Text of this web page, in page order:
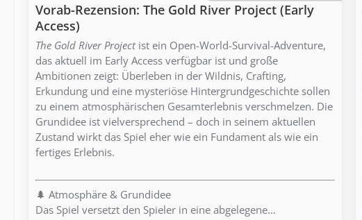
Vorab-Rezension: The Gold River Project (Early
Access)
The Gold River Projectist ein Open-World-Survival-Adventure,
das aktuell im Early Access verfügbar ist und große
Ambitionen zeigt: Überleben in der Wildnis, Crafting,
Erkundung und eine mysteriöse Hintergrundgeschichte sollen
zu einem atmosphärischen Gesamterlebnis verschmelzen. Die
Grundidee ist vielversprechend – doch in seinem aktuellen
Zustand wirkt das Spiel eher wie ein Fundament als wie ein
fertiges Erlebnis.
🌲 Atmosphäre & Grundidee
Das Spiel versetzt den Spieler in eine abgelegene…